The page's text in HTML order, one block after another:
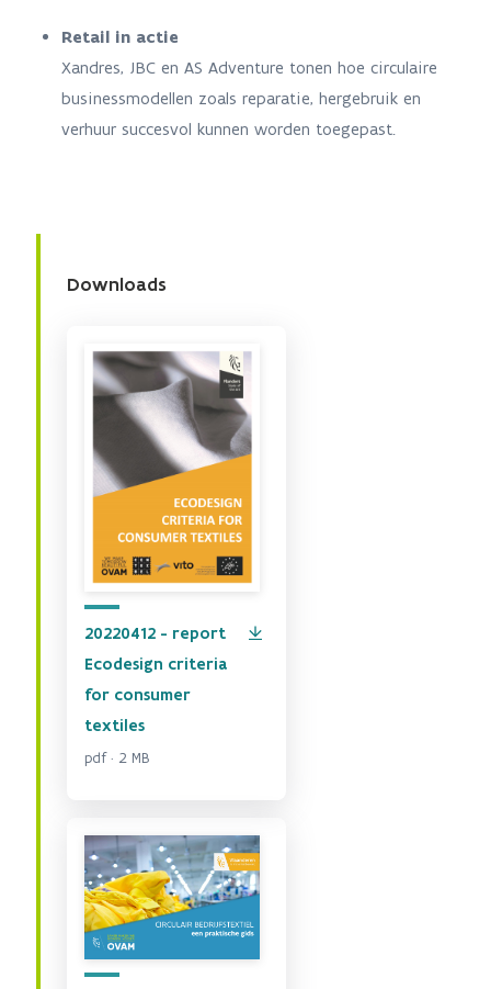
Retail in actie
Xandres, JBC en AS Adventure tonen hoe circulaire
businessmodellen zoals reparatie, hergebruik en
verhuur succesvol kunnen worden toegepast.
Downloads
20220412 - report
Ecodesign criteria
for consumer
textiles
pdf · 2 MB